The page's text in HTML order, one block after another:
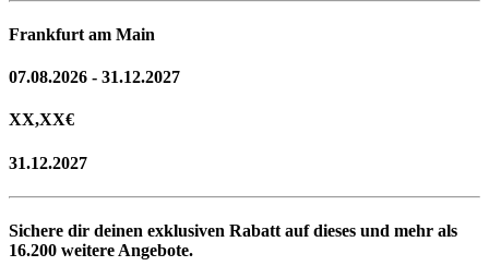
Frankfurt am Main
07.08.2026 - 31.12.2027
XX,XX€
31.12.2027
Sichere dir deinen exklusiven Rabatt auf dieses und mehr als
16.200 weitere Angebote.